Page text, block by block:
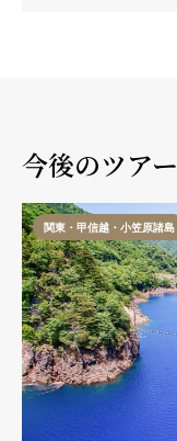
今後のツアー
関東・甲信越・小笠原諸島